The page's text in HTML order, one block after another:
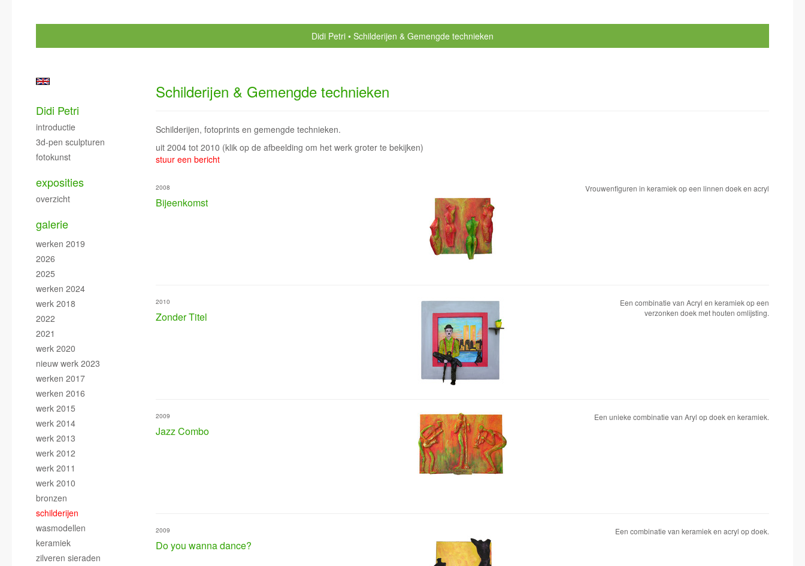
Didi Petri Schilderijen & Gemengde technieken
Schilderijen & Gemengde technieken
Schilderijen, fotoprints en gemengde technieken.
uit 2004 tot 2010 (klik op de afbeelding om het werk groter te bekijken)
stuur een bericht
Bijeenkomst
2008 Vrouwenfiguren in keramiek op een linnen doek en acryl
Zonder Titel
2010
Een combinatie van Acryl en keramiek op een
verzonken doek met houten omlijsting.
Jazz Combo
2009 Een unieke combinatie van Aryl op doek en keramiek.
Do you wanna dance?
2009 Een combinatie van keramiek en acryl op doek.
Didi Petri
introductie
3d-pen sculpturen
fotokunst
exposities
overzicht
galerie
werken 2019
2026
2025
werken 2024
werk 2018
2022
2021
werk 2020
nieuw werk 2023
werken 2017
werken 2016
werk 2015
werk 2014
werk 2013
werk 2012
werk 2011
werk 2010
bronzen
schilderijen
wasmodellen
keramiek
zilveren sieraden